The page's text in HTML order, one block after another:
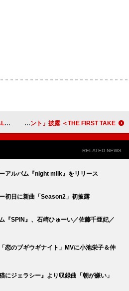
開 マルシィ、メンバー全員でラブバラード「プレゼント」披露 ＜THE FIRST TAKE＞
RELATED NEWS
アルバム『night milk』をリリース
初日に新曲「Season2」初披露
『SPIN』、石崎ひゅーい／佐藤千亜妃／
恋のブギウギナイト」MVに小池栄子＆仲
にジェラシー』より収録曲「朝が嫌い」